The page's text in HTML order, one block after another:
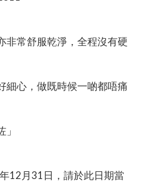
非常舒服乾淨，全程沒有硬
細心，做既時候一啲都唔痛
12月31日，請於此日期當